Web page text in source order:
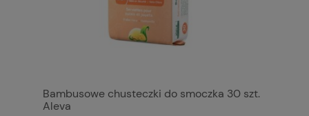
Bambusowe chusteczki do smoczka 30 szt.
Aleva